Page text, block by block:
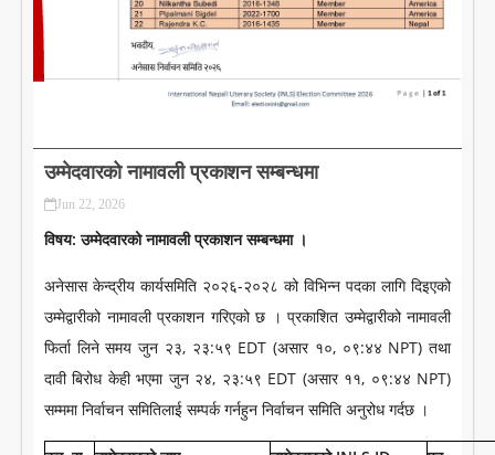
उम्मेदवारको नामावली प्रकाशन सम्बन्धमा
Jun 22, 2026
विषय: उम्मेदवारको नामावली प्रकाशन सम्बन्धमा ।
अनेसास केन्द्रीय कार्यसमिति २०२६-२०२८ को विभिन्न पदका लागि दिइएको
उम्मेद्वारीको नामावली प्रकाशन गरिएको छ । प्रकाशित उम्मेद्वारीको नामावली
फिर्ता लिने समय जुन २३, २३:५९ EDT (असार १०, ०९:४४ NPT) तथा
दावी बिरोध केही भएमा जुन २४, २३:५९ EDT (असार ११, ०९:४४ NPT)
सम्ममा निर्वाचन समितिलाई सम्पर्क गर्नहुन निर्वाचन समिति अनुरोध गर्दछ ।